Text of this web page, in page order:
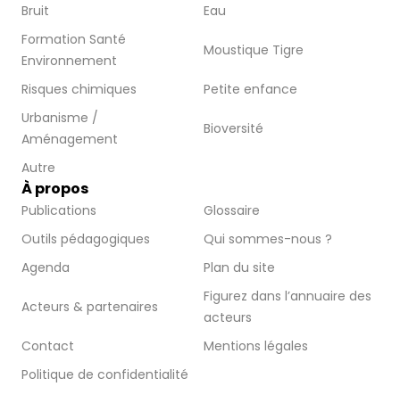
Bruit
Eau
Formation Santé
Environnement
Moustique Tigre
Risques chimiques
Petite enfance
Urbanisme /
Aménagement
Bioversité
Autre
À propos
Publications
Glossaire
Outils pédagogiques
Qui sommes-nous ?
Agenda
Plan du site
Acteurs & partenaires
Figurez dans l’annuaire des
acteurs
Contact
Mentions légales
Politique de confidentialité